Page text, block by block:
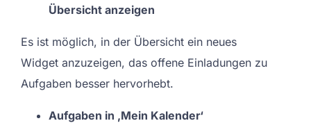
Übersicht anzeigen
Es ist möglich, in der Übersicht ein neues
Widget anzuzeigen, das offene Einladungen zu
Aufgaben besser hervorhebt.
Aufgaben in ‚Mein Kalender‘